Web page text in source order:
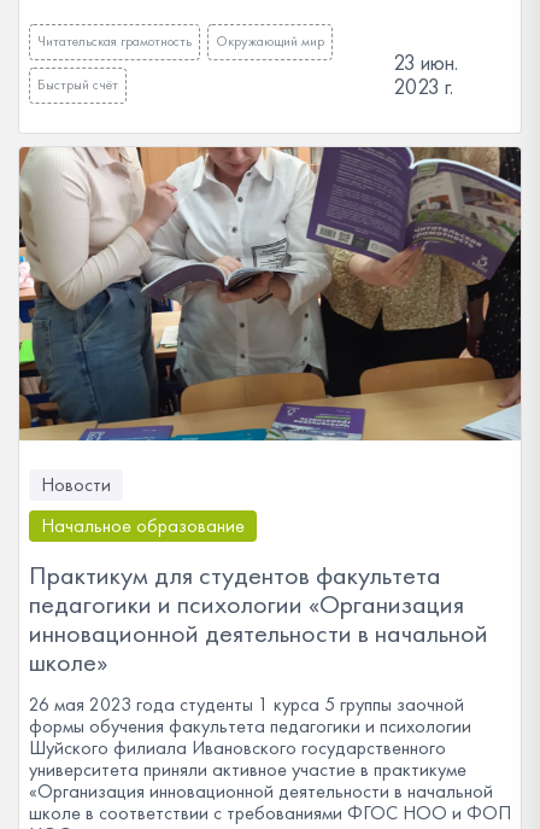
Читательская грамотность Окружающий мир
Быстрый счёт
23 июн.
2023 г.
Новости
Начальное образование
Практикум для студентов факультета
педагогики и психологии «Организация
инновационной деятельности в начальной
школе»
26 мая 2023 года студенты 1 курса 5 группы заочной
формы обучения факультета педагогики и психологии
Шуйского филиала Ивановского государственного
университета приняли активное участие в практикуме
«Организация инновационной деятельности в начальной
школе в соответствии с требованиями ФГОС НОО и ФОП